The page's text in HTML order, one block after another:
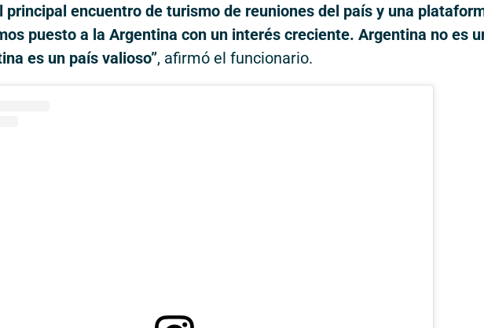
principal encuentro de turismo de reuniones del país y una
puesto a la Argentina con un interés creciente. Argentina no es
es un país valioso”, afirmó el funcionario.